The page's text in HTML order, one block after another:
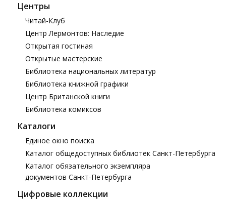
Центры
Читай-Клуб
Центр Лермонтов: Наследие
Открытая гостиная
Открытые мастерские
Библиотека национальных литератур
Библиотека книжной графики
Центр Британской книги
Библиотека комиксов
Каталоги
Единое окно поиска
Каталог общедоступных библиотек Санкт-Петербурга
Каталог обязательного экземпляра
документов Санкт-Петербурга
Цифровые коллекции